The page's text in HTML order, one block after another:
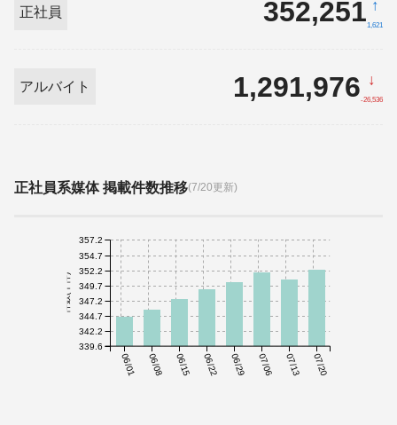
正社員 352,251 ↑
1,621
アルバイト 1,291,976 ↓
-26,536
正社員系媒体 掲載件数推移(7/20更新)
06/01 06/08 06/15 06/22 06/29 07/06 07/13 07/20
件数(千件)
339.6
342.2
344.7
347.2
349.7
352.2
354.7
357.2